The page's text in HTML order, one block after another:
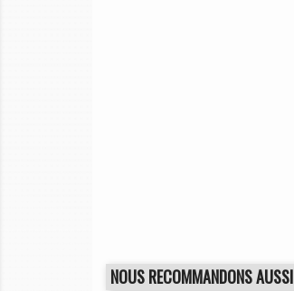
NOUS RECOMMANDONS AUSSI